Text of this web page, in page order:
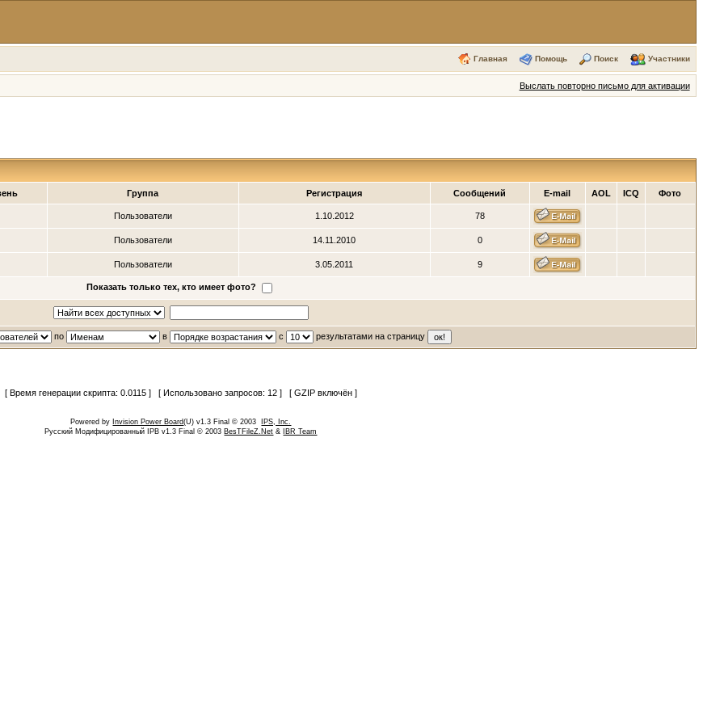
Главная Помощь Поиск Участники
Выслать повторно письмо для активации
Группа Регистрация Сообщений E-mail AOL ICQ Фото
Пользователи 1.10.2012 78
Пользователи 14.11.2010 0
Пользователи 3.05.2011 9
Показать только тех, кто имеет фото?
по в с результатами на страницу
[ Время генерации скрипта: 0.0115 ] [ Использовано запросов: 12 ] [ GZIP включён ]
Powered by Invision Power Board(U) v1.3 Final © 2003
IPS, Inc.
Русский Модифицированный IPB v1.3 Final © 2003 BesTFileZ.Net & IBR Team